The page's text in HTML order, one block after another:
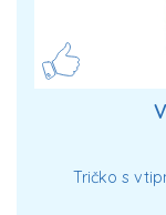
Tričko s